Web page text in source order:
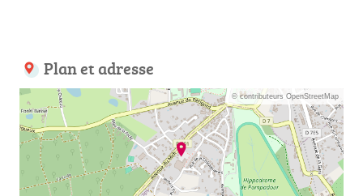
Plan et adresse
© contributeurs OpenStreetMap